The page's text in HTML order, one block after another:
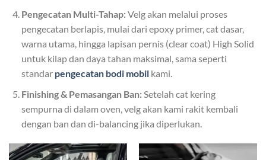
Pengecatan Multi-Tahap:Velg akan melalui proses
pengecatan berlapis, mulai dari epoxy primer, cat dasar,
warna utama, hingga lapisan pernis (clear coat) High Solid
untuk kilap dan daya tahan maksimal, sama seperti
standar pengecatan bodi mobilkami.
Finishing & Pemasangan Ban:Setelah cat kering
sempurna di dalam oven, velg akan kami rakit kembali
dengan ban dan di-balancing jika diperlukan.